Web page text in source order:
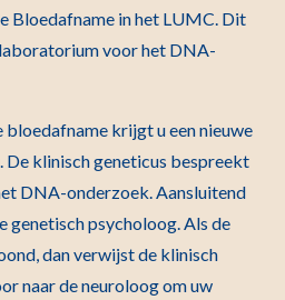
Bloedafname in het LUMC. Dit
voor het DNA-
bloedafname krijgt u een nieuwe
klinisch geneticus bespreekt
DNA-onderzoek. Aansluitend
genetisch psycholoog. Als de
dan verwijst de klinisch
naar de neuroloog om uw